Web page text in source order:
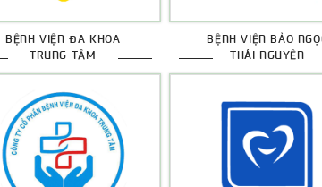
BỆNH VIỆN ĐA KHOA
TRUNG TÂM
BỆNH VIỆN BẢO
THÁI NGUYÊN